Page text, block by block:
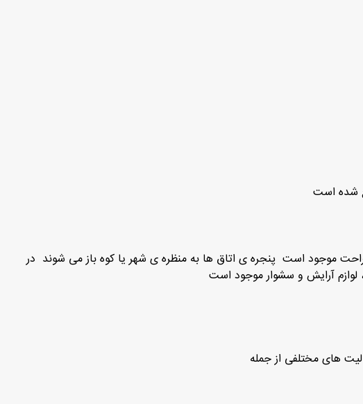
موجود است پنجره ی اتاق ها به منظره ی شهر یا کوه باز می شوند در
آرایش و سشوار موجود است